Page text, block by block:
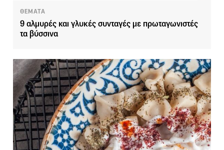
ΘΕΜΑΤΑ
9 αλμυρές και γλυκές συνταγές με πρωταγωνιστές
τα βύσσινα